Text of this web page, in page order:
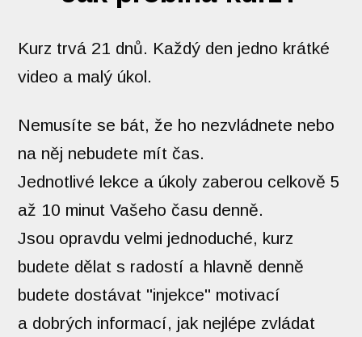
Kurz trvá 21 dnů. Každý den jedno krátké
video a malý úkol.
Nemusíte se bát, že ho nezvládnete nebo
na něj nebudete mít čas.
Jednotlivé lekce a úkoly zaberou celkově 5
až 10 minut Vašeho času denně.
Jsou opravdu velmi jednoduché, kurz
budete dělat s radostí a hlavně denně
budete dostávat "injekce" motivací
a dobrých informací, jak nejlépe zvládat